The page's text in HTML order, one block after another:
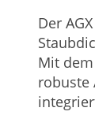
Der
Mit
robuste